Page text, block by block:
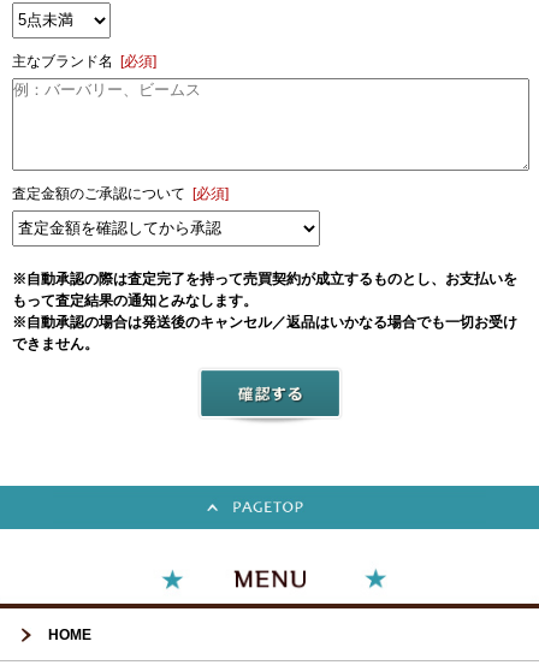
主なブランド名 [必須]
査定金額のご承認について [必須]
※自動承認の際は査定完了を持って売買契約が成立するものとし、お支払いを
もって査定結果の通知とみなします。
※自動承認の場合は発送後のキャンセル／返品はいかなる場合でも一切お受け
できません。
HOME